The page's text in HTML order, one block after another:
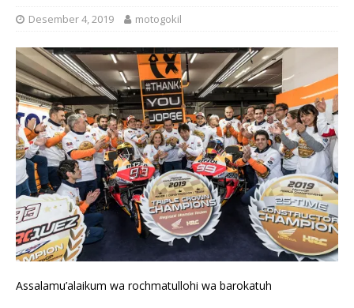
Desember 4, 2019 motogokil
Assalamu’alaikum wa rochmatullohi wa barokatuh